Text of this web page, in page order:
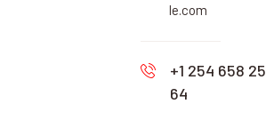
le.com
+1 254 658 25
64